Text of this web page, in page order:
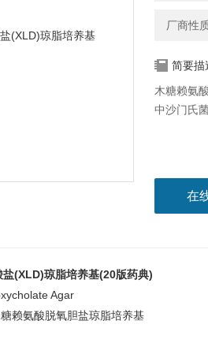
厂商性
简要描
木糖赖氨
中沙门氏
在
(XLD)琼脂培养基(20版药典)
Agar
赖氨酸脱氧胆盐琼脂培养基